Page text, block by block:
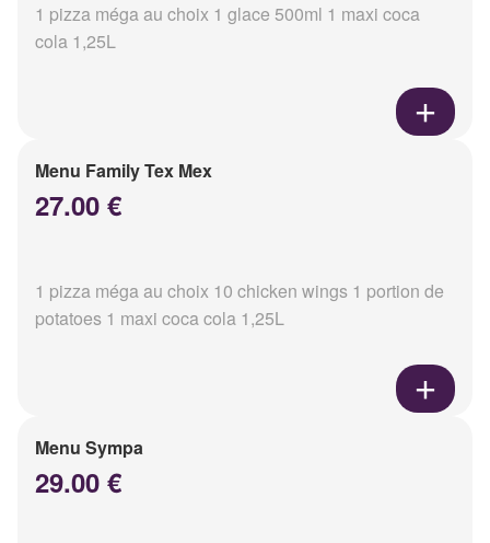
1 pizza méga au choix 1 glace 500ml 1 maxi coca
cola 1,25L
Menu Family Tex Mex
27.00 €
1 pizza méga au choix 10 chicken wings 1 portion de
potatoes 1 maxi coca cola 1,25L
Menu Sympa
29.00 €